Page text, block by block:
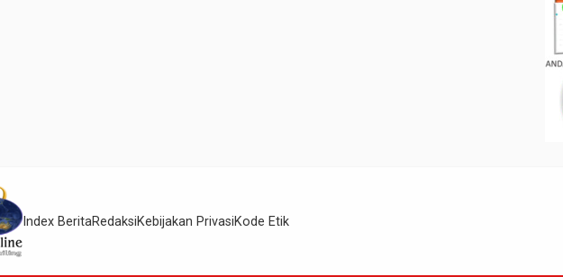
Index BeritaRedaksiKebijakan PrivasiKode Etik